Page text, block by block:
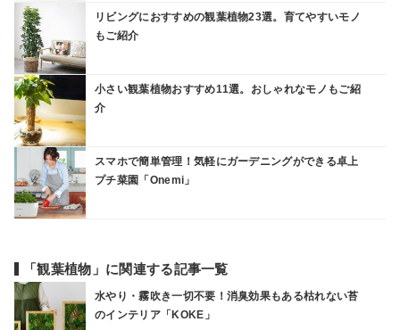
リビングにおすすめの観葉植物23選。育てやすいモノ
もご紹介
小さい観葉植物おすすめ11選。おしゃれなモノもご紹
介
スマホで簡単管理！気軽にガーデニングができる卓上
プチ菜園「Onemi」
「観葉植物」に関連する記事一覧
水やり・霧吹き一切不要！消臭効果もある枯れない苔
のインテリア「KOKE」